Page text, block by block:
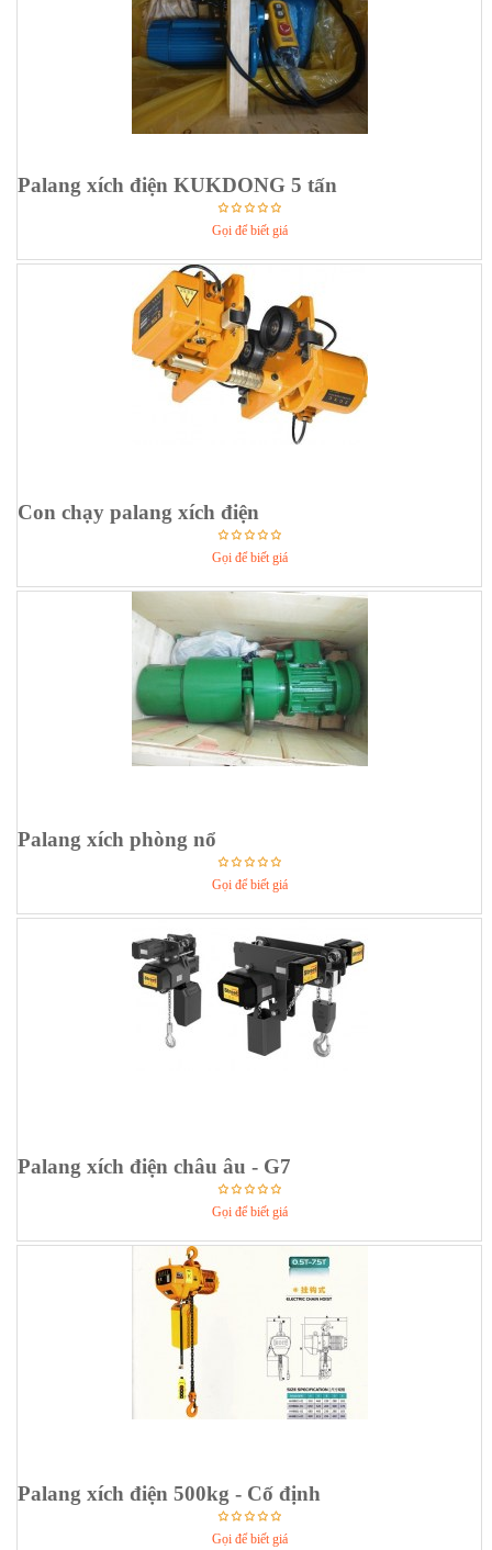
Palang xích điện KUKDONG 5 tấn
Gọi để biết giá
Con chạy palang xích điện
Gọi để biết giá
Palang xích phòng nổ
Gọi để biết giá
Palang xích điện châu âu - G7
Gọi để biết giá
Palang xích điện 500kg - Cố định
Gọi để biết giá